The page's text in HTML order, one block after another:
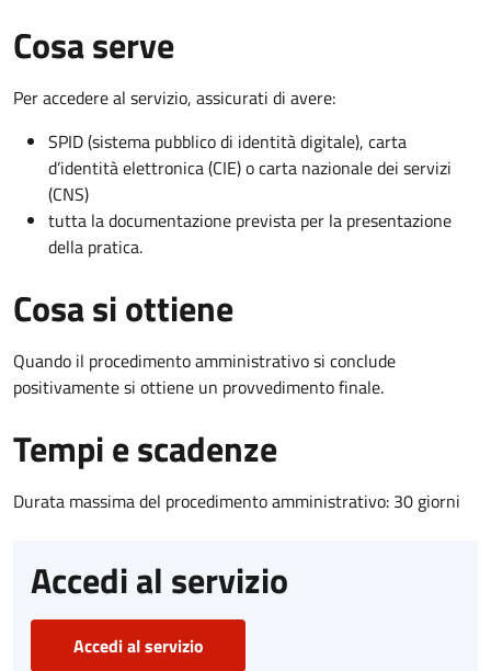
Cosa serve
Per accedere al servizio, assicurati di avere:
SPID (sistema pubblico di identità digitale), carta
d’identità elettronica (CIE) o carta nazionale dei servizi
(CNS)
tutta la documentazione prevista per la presentazione
della pratica.
Cosa si ottiene
Quando il procedimento amministrativo si conclude
positivamente si ottiene un provvedimento finale.
Tempi e scadenze
Durata massima del procedimento amministrativo: 30 giorni
Accedi al servizio
Accedi al servizio